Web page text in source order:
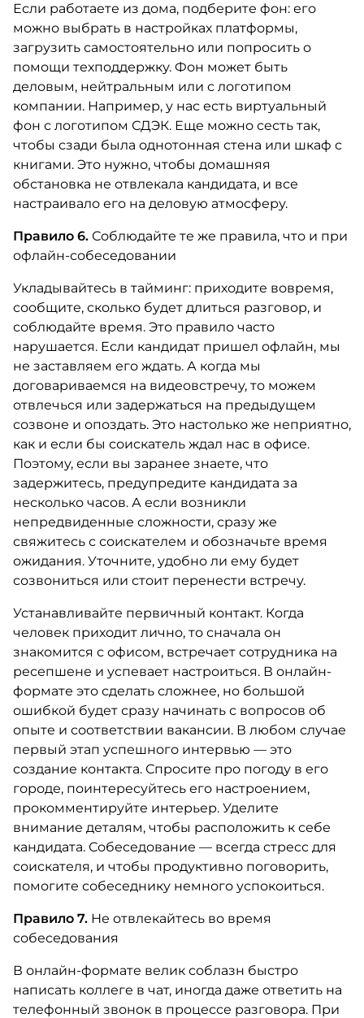
Если работаете из дома, подберите фон: его
можно выбрать в настройках платформы,
загрузить самостоятельно или попросить о
помощи техподдержку. Фон может быть
деловым, нейтральным или с логотипом
компании. Например, у нас есть виртуальный
фон с логотипом СДЭК. Еще можно сесть так,
чтобы сзади была однотонная стена или шкаф с
книгами. Это нужно, чтобы домашняя
обстановка не отвлекала кандидата, и все
настраивало его на деловую атмосферу.
Правило 6. Соблюдайте те же правила, что и при
офлайн-собеседовании
Укладывайтесь в тайминг: приходите вовремя,
сообщите, сколько будет длиться разговор, и
соблюдайте время. Это правило часто
нарушается. Если кандидат пришел офлайн, мы
не заставляем его ждать. А когда мы
договариваемся на видеовстречу, то можем
отвлечься или задержаться на предыдущем
созвоне и опоздать. Это настолько же неприятно,
как и если бы соискатель ждал нас в офисе.
Поэтому, если вы заранее знаете, что
задержитесь, предупредите кандидата за
несколько часов. А если возникли
непредвиденные сложности, сразу же
свяжитесь с соискателем и обозначьте время
ожидания. Уточните, удобно ли ему будет
созвониться или стоит перенести встречу.
Устанавливайте первичный контакт. Когда
человек приходит лично, то сначала он
знакомится с офисом, встречает сотрудника на
ресепшене и успевает настроиться. В онлайн-
формате это сделать сложнее, но большой
ошибкой будет сразу начинать с вопросов об
опыте и соответствии вакансии. В любом случае
первый этап успешного интервью — это
создание контакта. Спросите про погоду в его
городе, поинтересуйтесь его настроением,
прокомментируйте интерьер. Уделите
внимание деталям, чтобы расположить к себе
кандидата. Собеседование — всегда стресс для
соискателя, и чтобы продуктивно поговорить,
помогите собеседнику немного успокоиться.
Правило 7. Не отвлекайтесь во время
собеседования
В онлайн-формате велик соблазн быстро
написать коллеге в чат, иногда даже ответить на
телефонный звонок в процессе разговора. При